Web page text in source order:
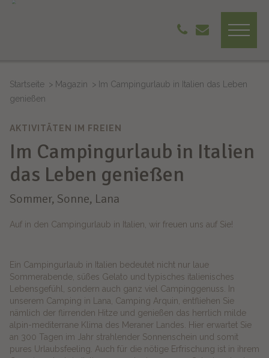
Startseite Magazin
Im Campingurlaub in Italien das Leben
genießen
AKTIVITÄTEN IM FREIEN
Im Campingurlaub in Italien
das Leben genießen
Sommer, Sonne, Lana
Auf in den Campingurlaub in Italien, wir freuen uns auf Sie!
Ein Campingurlaub in Italien bedeutet nicht nur laue
Sommerabende, süßes Gelato und typisches italienisches
Lebensgefühl, sondern auch ganz viel Campinggenuss. In
unserem Camping in Lana, Camping Arquin, entfliehen Sie
nämlich der flirrenden Hitze und genießen das herrlich milde
alpin-mediterrane Klima des Meraner Landes. Hier erwartet Sie
an 300 Tagen im Jahr strahlender Sonnenschein und somit
pures Urlaubsfeeling. Auch für die nötige Erfrischung ist in ihrem